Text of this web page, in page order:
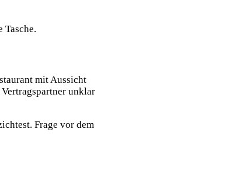
Tasche.
mit Aussicht
unklar
Frage vor dem